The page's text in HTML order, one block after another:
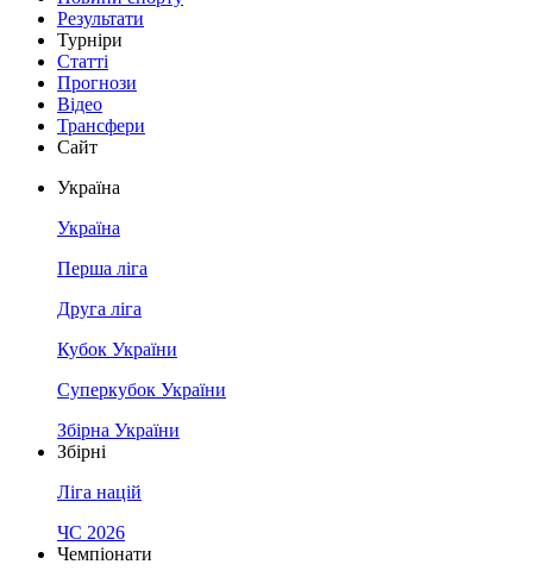
Результати
Турніри
Статті
Прогнози
Відео
Трансфери
Сайт
Україна
Україна
Перша ліга
Друга ліга
Кубок України
Суперкубок України
Збірна України
Збірні
Ліга націй
ЧС 2026
Чемпіонати